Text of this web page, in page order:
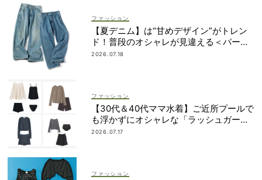
ファッション
【夏デニム】は“甘めデザイン”がトレン
ド！普段のオシャレが見違える＜パー
ル、レースetc.＞
2026.07.18
ファッション
【30代＆40代ママ水着】ご近所プールで
も浮かずにオシャレな「ラッシュガード
＆ショートパンツセット」6選！
2026.07.17
ファッション